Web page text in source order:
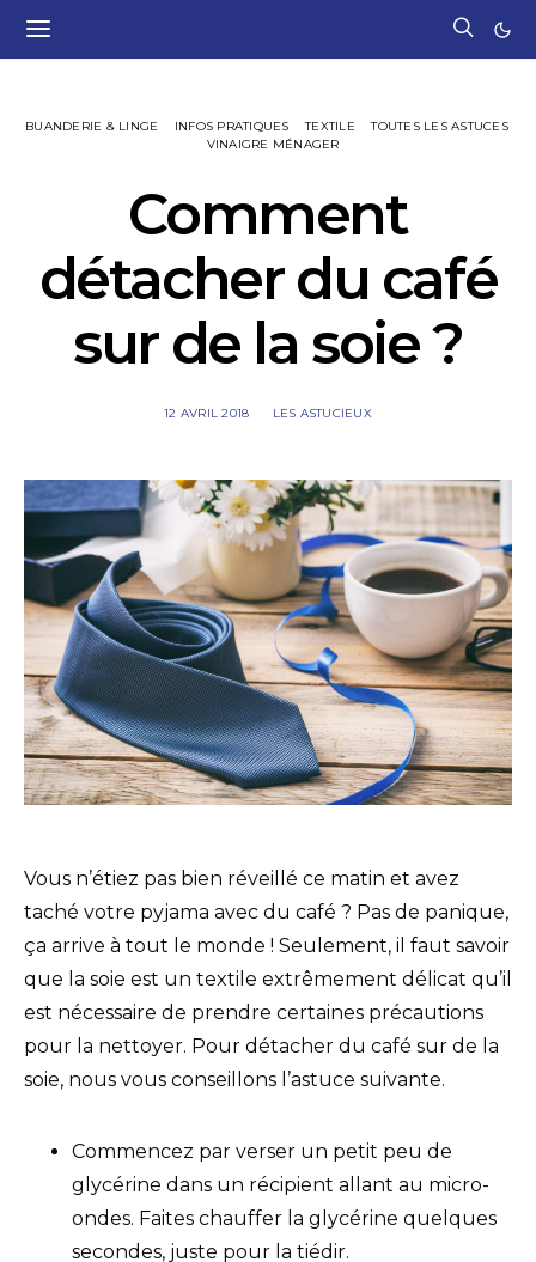
BUANDERIE & LINGE INFOS PRATIQUES TEXTILE
TOUTES LES ASTUCES
VINAIGRE MÉNAGER
Comment
détacher du café
sur de la soie ?
12 AVRIL 2018 LES ASTUCIEUX
Vous n’étiez pas bien réveillé ce matin et avez
taché votre pyjama avec du café ? Pas de panique,
ça arrive à tout le monde ! Seulement, il faut savoir
que la soie est un textile extrêmement délicat qu’il
est nécessaire de prendre certaines précautions
pour la nettoyer. Pour détacher du café sur de la
soie, nous vous conseillons l’astuce suivante.
Commencez par verser un petit peu de
glycérine dans un récipient allant au micro-
ondes. Faites chauffer la glycérine quelques
secondes, juste pour la tiédir.